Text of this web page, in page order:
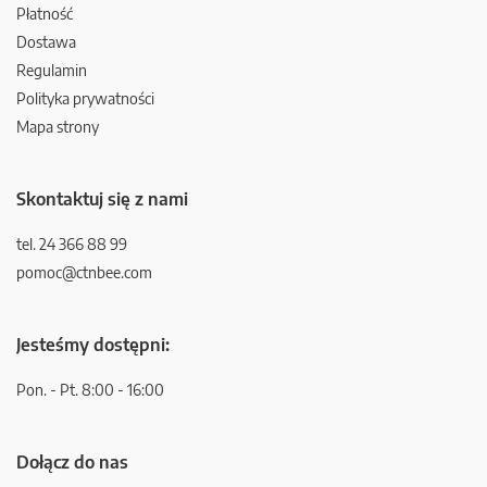
Płatność
Dostawa
Regulamin
Polityka prywatności
Mapa strony
Skontaktuj się z nami
tel. 24 366 88 99
pomoc@ctnbee.com
Jesteśmy dostępni:
Pon. - Pt. 8:00 - 16:00
Dołącz do nas